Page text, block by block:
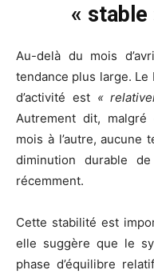
« stable
Au-delà du mois
tendance plus large. Le
d’activité est «
Autrement dit, malgré
mois à l’autre, aucune
diminution durable
récemment.
Cette stabilité est
elle suggère que le
phase d’équilibre